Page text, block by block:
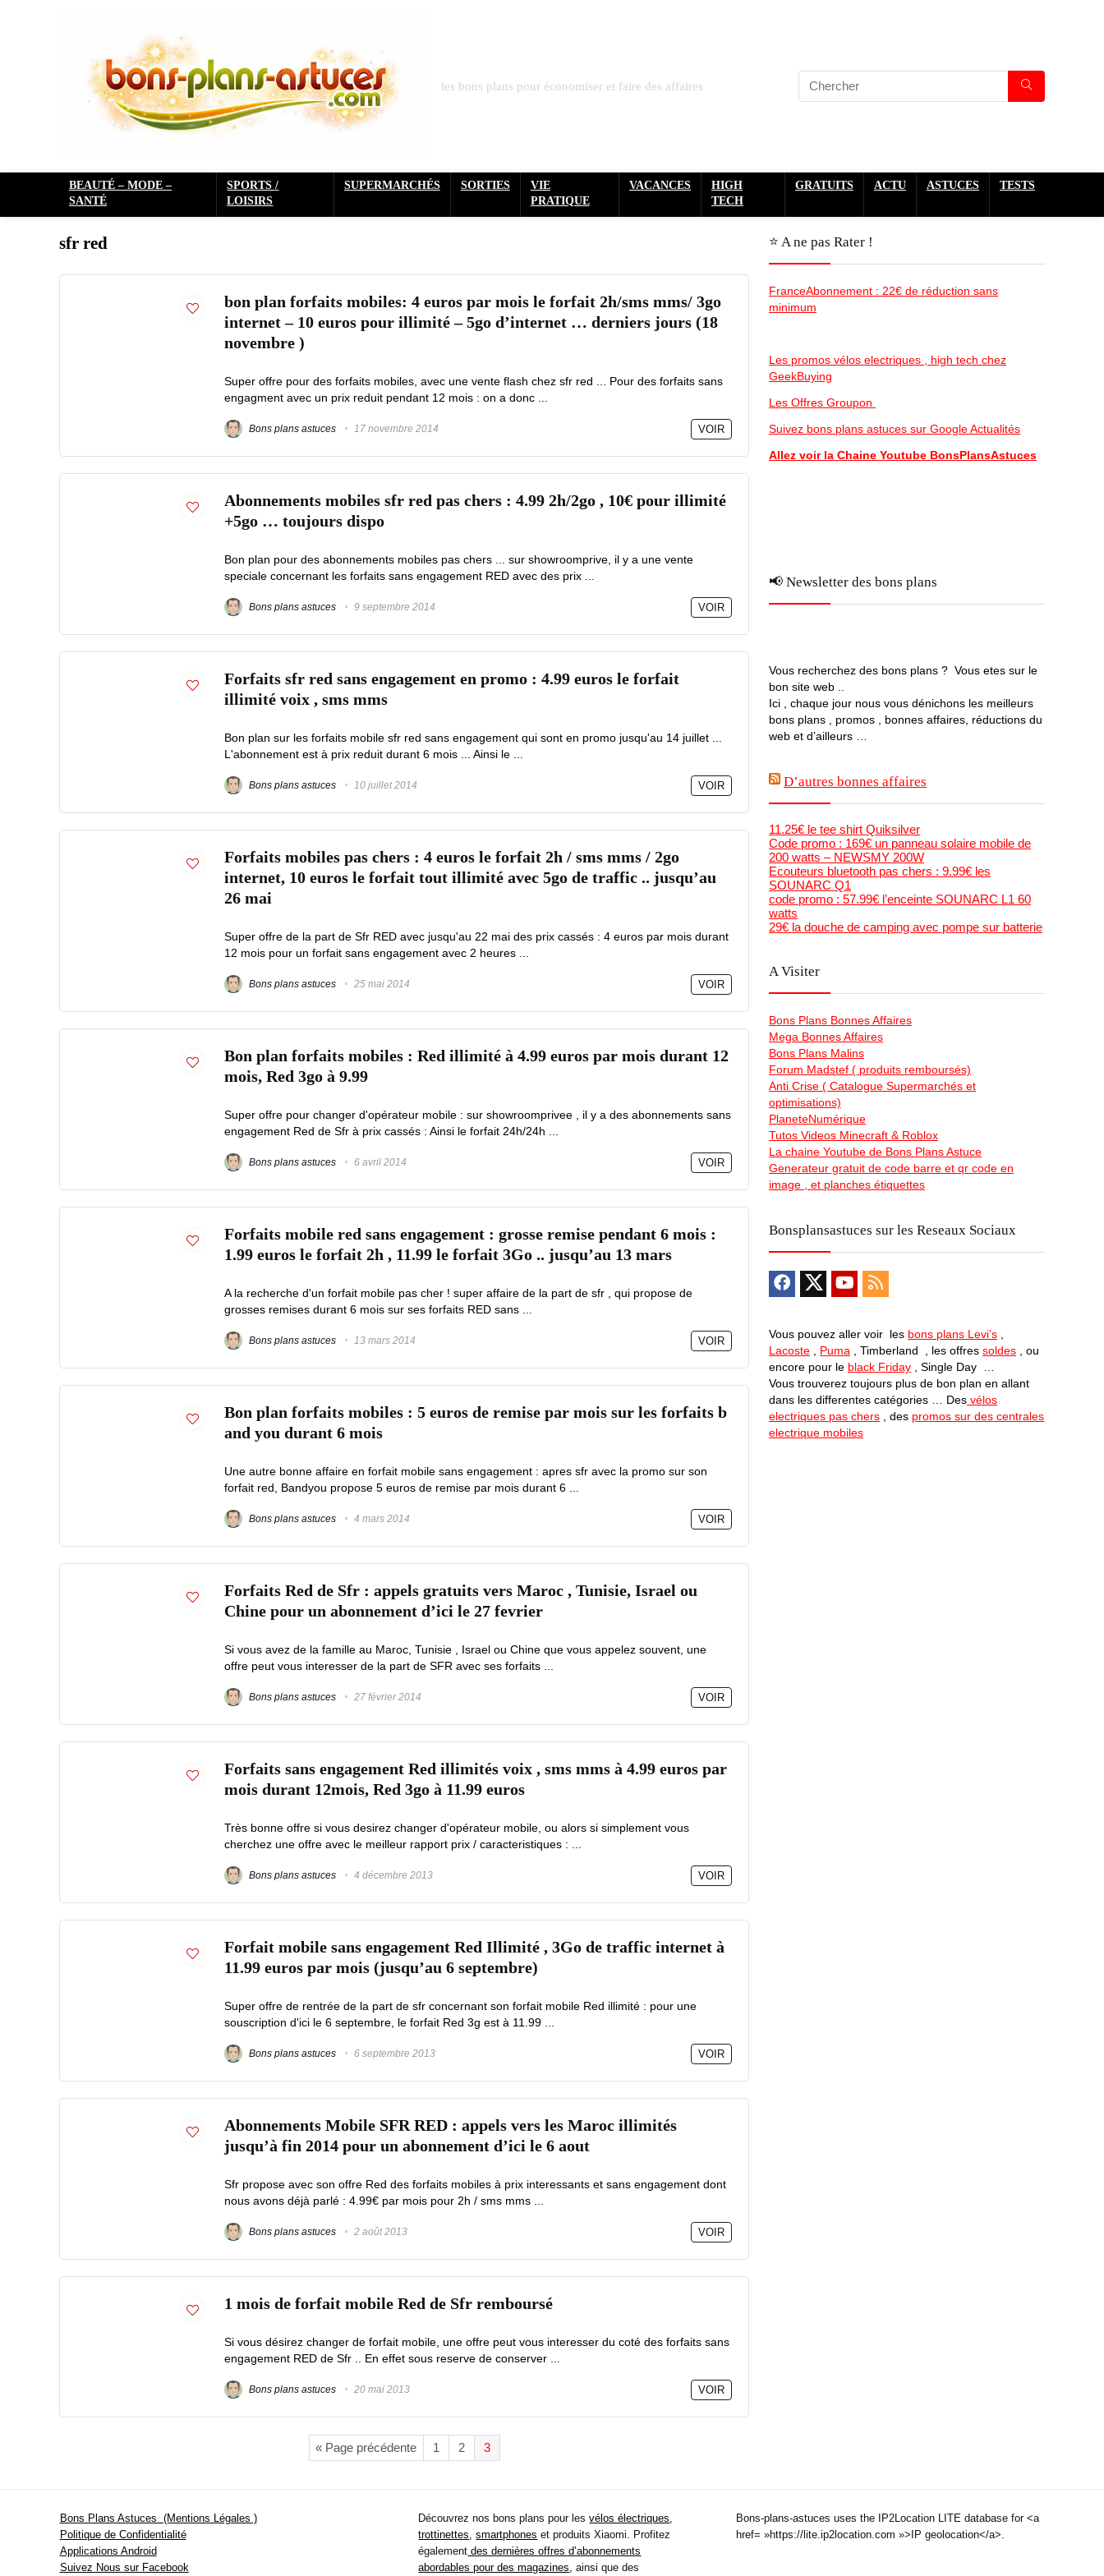
les bons plans pour économiser et faire des affaires
BEAUTÉ – MODE –
SANTÉ
SPORTS /
LOISIRS
SUPERMARCHÉS SORTIES
VIE
PRATIQUE
VACANCES
HIGH
TECH
GRATUITS ACTU ASTUCES TESTS
sfr red
bon plan forfaits mobiles: 4 euros par mois le forfait 2h/sms mms/ 3go
internet – 10 euros pour illimité – 5go d’internet … derniers jours (18
novembre )
Super offre pour des forfaits mobiles, avec une vente flash chez sfr red ... Pour des forfaits sans
engagment avec un prix reduit pendant 12 mois : on a donc ...
Bons plans astuces 17 novembre 2014 VOIR
Abonnements mobiles sfr red pas chers : 4.99 2h/2go , 10€ pour illimité
+5go … toujours dispo
Bon plan pour des abonnements mobiles pas chers ... sur showroomprive, il y a une vente
speciale concernant les forfaits sans engagement RED avec des prix ...
Bons plans astuces 9 septembre 2014 VOIR
Forfaits sfr red sans engagement en promo : 4.99 euros le forfait
illimité voix , sms mms
Bon plan sur les forfaits mobile sfr red sans engagement qui sont en promo jusqu'au 14 juillet ...
L'abonnement est à prix reduit durant 6 mois ... Ainsi le ...
Bons plans astuces 10 juillet 2014 VOIR
Forfaits mobiles pas chers : 4 euros le forfait 2h / sms mms / 2go
internet, 10 euros le forfait tout illimité avec 5go de traffic .. jusqu’au
26 mai
Super offre de la part de Sfr RED avec jusqu'au 22 mai des prix cassés : 4 euros par mois durant
12 mois pour un forfait sans engagement avec 2 heures ...
Bons plans astuces 25 mai 2014 VOIR
Bon plan forfaits mobiles : Red illimité à 4.99 euros par mois durant 12
mois, Red 3go à 9.99
Super offre pour changer d'opérateur mobile : sur showroomprivee , il y a des abonnements sans
engagement Red de Sfr à prix cassés : Ainsi le forfait 24h/24h ...
Bons plans astuces 6 avril 2014 VOIR
Forfaits mobile red sans engagement : grosse remise pendant 6 mois :
1.99 euros le forfait 2h , 11.99 le forfait 3Go .. jusqu’au 13 mars
A la recherche d'un forfait mobile pas cher ! super affaire de la part de sfr , qui propose de
grosses remises durant 6 mois sur ses forfaits RED sans ...
Bons plans astuces 13 mars 2014 VOIR
Bon plan forfaits mobiles : 5 euros de remise par mois sur les forfaits b
and you durant 6 mois
Une autre bonne affaire en forfait mobile sans engagement : apres sfr avec la promo sur son
forfait red, Bandyou propose 5 euros de remise par mois durant 6 ...
Bons plans astuces 4 mars 2014 VOIR
Forfaits Red de Sfr : appels gratuits vers Maroc , Tunisie, Israel ou
Chine pour un abonnement d’ici le 27 fevrier
Si vous avez de la famille au Maroc, Tunisie , Israel ou Chine que vous appelez souvent, une
offre peut vous interesser de la part de SFR avec ses forfaits ...
Bons plans astuces 27 février 2014 VOIR
Forfaits sans engagement Red illimités voix , sms mms à 4.99 euros par
mois durant 12mois, Red 3go à 11.99 euros
Très bonne offre si vous desirez changer d'opérateur mobile, ou alors si simplement vous
cherchez une offre avec le meilleur rapport prix / caracteristiques : ...
Bons plans astuces 4 décembre 2013 VOIR
Forfait mobile sans engagement Red Illimité , 3Go de traffic internet à
11.99 euros par mois (jusqu’au 6 septembre)
Super offre de rentrée de la part de sfr concernant son forfait mobile Red illimité : pour une
souscription d'ici le 6 septembre, le forfait Red 3g est à 11.99 ...
Bons plans astuces 6 septembre 2013 VOIR
Abonnements Mobile SFR RED : appels vers les Maroc illimités
jusqu’à fin 2014 pour un abonnement d’ici le 6 aout
Sfr propose avec son offre Red des forfaits mobiles à prix interessants et sans engagement dont
nous avons déjà parlé : 4.99€ par mois pour 2h / sms mms ...
Bons plans astuces 2 août 2013 VOIR
1 mois de forfait mobile Red de Sfr remboursé
Si vous désirez changer de forfait mobile, une offre peut vous interesser du coté des forfaits sans
engagement RED de Sfr .. En effet sous reserve de conserver ...
Bons plans astuces 20 mai 2013 VOIR
« Page précédente 1 2 3
⭐️ A ne pas Rater !
FranceAbonnement : 22€ de réduction sans
minimum
Les promos vélos electriques , high tech chez
GeekBuying
Les Offres Groupon
Suivez bons plans astuces sur Google Actualités
Allez voir la Chaine Youtube BonsPlansAstuces
📢 Newsletter des bons plans
Vous recherchez des bons plans ? Vous etes sur le
bon site web ..
Ici , chaque jour nous vous dénichons les meilleurs
bons plans , promos , bonnes affaires, réductions du
web et d’ailleurs …
D’autres bonnes affaires
11.25€ le tee shirt Quiksilver
Code promo : 169€ un panneau solaire mobile de
200 watts – NEWSMY 200W
Ecouteurs bluetooth pas chers : 9.99€ les
SOUNARC Q1
code promo : 57.99€ l’enceinte SOUNARC L1 60
watts
29€ la douche de camping avec pompe sur batterie
A Visiter
Bons Plans Bonnes Affaires
Mega Bonnes Affaires
Bons Plans Malins
Forum Madstef ( produits remboursés)
Anti Crise ( Catalogue Supermarchés et
optimisations)
PlaneteNumérique
Tutos Videos Minecraft & Roblox
La chaine Youtube de Bons Plans Astuce
Generateur gratuit de code barre et qr code en
image , et planches étiquettes
Bonsplansastuces sur les Reseaux Sociaux
Vous pouvez aller voir les bons plans Levi’s
Lacoste
Puma , Timberland , les offres soldes , ou
encore pour le black Friday , Single Day …
Vous trouverez toujours plus de bon plan en allant
dans les differentes catégories … Des vélos
electriques pas chers , des promos sur des centrales
electrique mobiles
Bons Plans Astuces (Mentions Légales )
Politique de Confidentialité
Applications Android
Suivez Nous sur Facebook
Découvrez nos bons plans pour lesvélos électriques
trottinettes ,smartphones et produits Xiaomi. Profitez
également des dernières offres d’abonnements
abordables pour des magazines , ainsi que des
Bons-plans-astuces uses the IP2Location LITE database for <a
href= »https://lite.ip2location.com »>IP geolocation</a>.